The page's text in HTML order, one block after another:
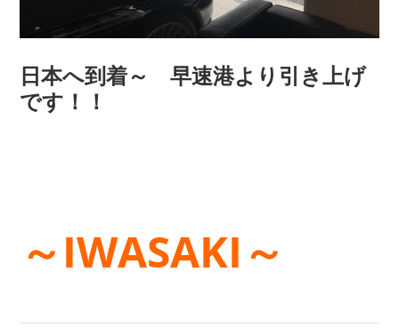
日本へ到着～ 早速港より引き上げ
です！！
～IWASAKI～